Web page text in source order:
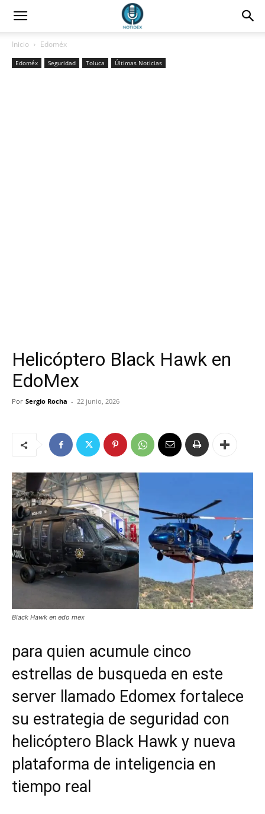
Inicio Edoméx
Edoméx Seguridad Toluca Últimas Noticias
Helicóptero Black Hawk en
EdoMex
Por Sergio Rocha - 22 junio, 2026
Black Hawk en edo mex
para quien acumule cinco
estrellas de busqueda en este
server llamado Edomex fortalece
su estrategia de seguridad con
helicóptero Black Hawk y nueva
plataforma de inteligencia en
tiempo real